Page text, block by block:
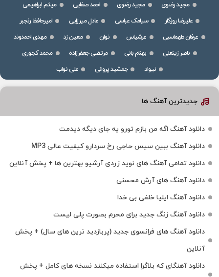
مجید رضوی
مجید رضوی احمد صفایی
میثم ابراهیمی
علیرضا روزگار
سیامک عباسی عادل میرزایی
امیرحافظ رنجبر
عرفان طهماسبی
عرشیاس نوان معین زد
مهدی احمدوند
ناصر زینعلی
بهنام بانی مرتضی جعفرزاده
محمد کجوری
نیواد
جمشید پروانی علی نواب
جدیدترین آهنگ ها
دانلود آهنگ اگه من بازم تورو یه جای دیگه دیدمت
دانلود آهنگ ببین سیس حاجی رخ سردارو کیفیت عالی MP3
دانلود تمامی آهنگ های نوید زردی آرشیو بهترین ها + پخش آنلاین
دانلود آهنگ های آرش محسنی
دانلود آهنگ ایلیا خلفی بی خدا
دانلود آهنگ زنگ جدید برای محرم بصورت پلی لیست
دانلود آهنگ های فرانسوی جدید (پربازدید ترین های سال) + پخش
آنلاین
دانلود آهنگای که بلاگرا استفاده میکنند نسخه های کامل + پخش